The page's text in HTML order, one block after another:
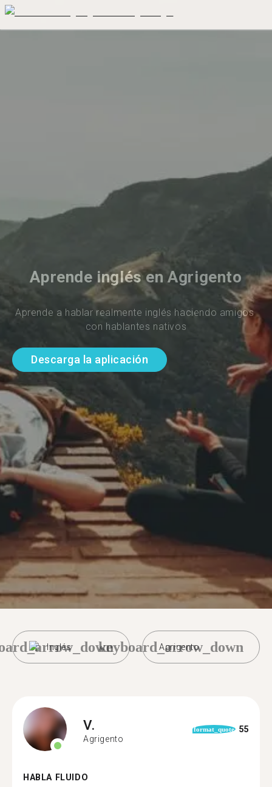
Aprende inglés en Agrigento
Aprende a hablar realmente inglés haciendo amigos
con hablantes nativos
Descarga la aplicación
Inglés Agrigento
keyboard_arrow_down
V.
Agrigento
format_quote 55
HABLA FLUIDO